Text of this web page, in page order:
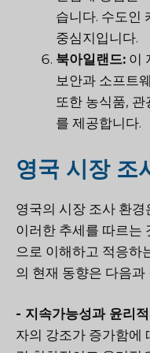
습니다. 수도인
중심지입니다.
북아일랜드: 이
보안과 소프트
또한 농식품, 관
를 제공합니다.
영국 시장 조
영국의 시장 조사 환
이러한 추세를 따르는
으로 이해하고 적응하
의 현재 동향은 다음과
- 지속가능성과 윤리적
자의 강조가 증가함에